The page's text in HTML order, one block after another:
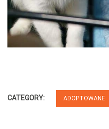
CATEGORY: ADOPTOWANE